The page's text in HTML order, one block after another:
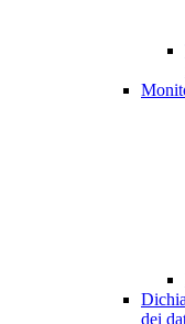
dei